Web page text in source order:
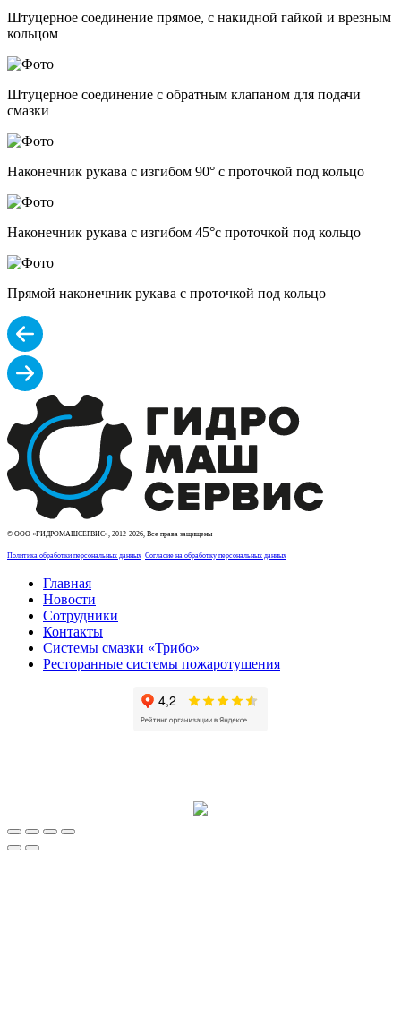
Штуцерное соединение прямое, с накидной гайкой и врезным
кольцом
Штуцерное соединение с обратным клапаном для подачи
смазки
Наконечник рукава с изгибом 90° с проточкой под кольцо
Наконечник рукава с изгибом 45°с проточкой под кольцо
Прямой наконечник рукава с проточкой под кольцо
© ООО «ГИДРОМАШСЕРВИС», 2012-2026, Все права защищены
Политика обработки персональных данных Согласие на обработку персональных данных
Главная
Новости
Сотрудники
Контакты
Системы смазки «Трибо»
Ресторанные системы пожаротушения